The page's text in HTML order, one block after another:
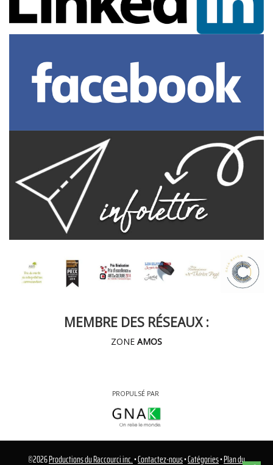
MEMBRE DES RÉSEAUX :
ZONE AMOS
PROPULSÉ PAR
©2026Productions du Raccourci inc.•Contactez-nous•Catégories•Plan du